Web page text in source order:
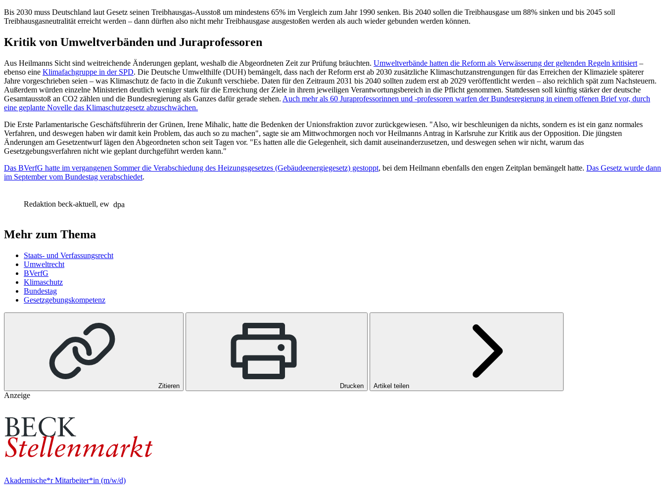
Bis 2030 muss Deutschland laut Gesetz seinen Treibhausgas-Ausstoß um mindestens 65% im Vergleich zum Jahr 1990 senken. Bis 2040 sollen die Treibhausgase um 88% sinken und bis 2045 soll
Treibhausgasneutralität erreicht werden – dann dürften also nicht mehr Treibhausgase ausgestoßen werden als auch wieder gebunden werden können.
Kritik von Umweltverbänden und Juraprofessoren
Aus Heilmanns Sicht sind weitreichende Änderungen geplant, weshalb die Abgeordneten Zeit zur Prüfung bräuchten. Umweltverbände hatten die Reform als Verwässerung der geltenden Regeln kritisiert –
ebenso eine Klimafachgruppe in der SPD. Die Deutsche Umwelthilfe (DUH) bemängelt, dass nach der Reform erst ab 2030 zusätzliche Klimaschutzanstrengungen für das Erreichen der Klimaziele späterer
Jahre vorgeschrieben seien – was Klimaschutz de facto in die Zukunft verschiebe. Daten für den Zeitraum 2031 bis 2040 sollten zudem erst ab 2029 veröffentlicht werden – also reichlich spät zum Nachsteuern.
Außerdem würden einzelne Ministerien deutlich weniger stark für die Erreichung der Ziele in ihrem jeweiligen Verantwortungsbereich in die Pflicht genommen. Stattdessen soll künftig stärker der deutsche
Gesamtausstoß an CO2 zählen und die Bundesregierung als Ganzes dafür gerade stehen. Auch mehr als 60 Ju­ra­pro­fes­so­rin­nen und -pro­fes­so­ren warfen der Bun­des­re­gie­rung in einem offenen Brief vor, durch
eine ge­plan­te No­vel­le das Kli­ma­schutz­ge­setz ab­zu­schwä­chen.
Die Erste Parlamentarische Geschäftsführerin der Grünen, Irene Mihalic, hatte die Bedenken der Unionsfraktion zuvor zurückgewiesen. "Also, wir beschleunigen da nichts, sondern es ist ein ganz normales
Verfahren, und deswegen haben wir damit kein Problem, das auch so zu machen", sagte sie am Mittwochmorgen noch vor Heilmanns Antrag in Karlsruhe zur Kritik aus der Opposition. Die jüngsten
Änderungen am Gesetzentwurf lägen den Abgeordneten schon seit Tagen vor. "Es hatten alle die Gelegenheit, sich damit auseinanderzusetzen, und deswegen sehen wir nicht, warum das
Gesetzgebungsverfahren nicht wie geplant durchgeführt werden kann."
Das BVerfG hatte im vergangenen Sommer die Verabschiedung des Heizungsgesetzes (Gebäudeenergiegesetz) gestoppt, bei dem Heilmann ebenfalls den engen Zeitplan bemängelt hatte. Das Gesetz wurde dann
im September vom Bundestag verabschiedet.
Redaktion beck-aktuell, ew dpa
Mehr zum Thema
Staats- und Verfassungsrecht
Umweltrecht
BVerfG
Klimaschutz
Bundestag
Gesetzgebungskompetenz
Zitieren Drucken Artikel teilen
Anzeige
Akademische*r Mitarbeiter*in (m/w/d)